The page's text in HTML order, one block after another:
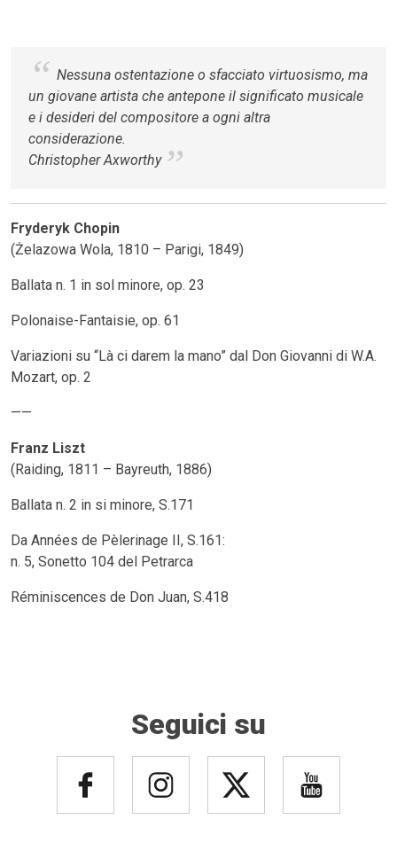
Nessuna ostentazione o sfacciato virtuosismo, ma
un giovane artista che antepone il significato musicale
e i desideri del compositore a ogni altra
considerazione.
Christopher Axworthy
Fryderyk Chopin
(Żelazowa Wola, 1810 – Parigi, 1849)
Ballata n. 1 in sol minore, op. 23
Polonaise-Fantaisie, op. 61
Variazioni su “Là ci darem la mano” dal Don Giovanni di W.A.
Mozart, op. 2
——
Franz Liszt
(Raiding, 1811 – Bayreuth, 1886)
Ballata n. 2 in si minore, S.171
Da Années de Pèlerinage II, S.161:
n. 5, Sonetto 104 del Petrarca
Réminiscences de Don Juan, S.418
Seguici su